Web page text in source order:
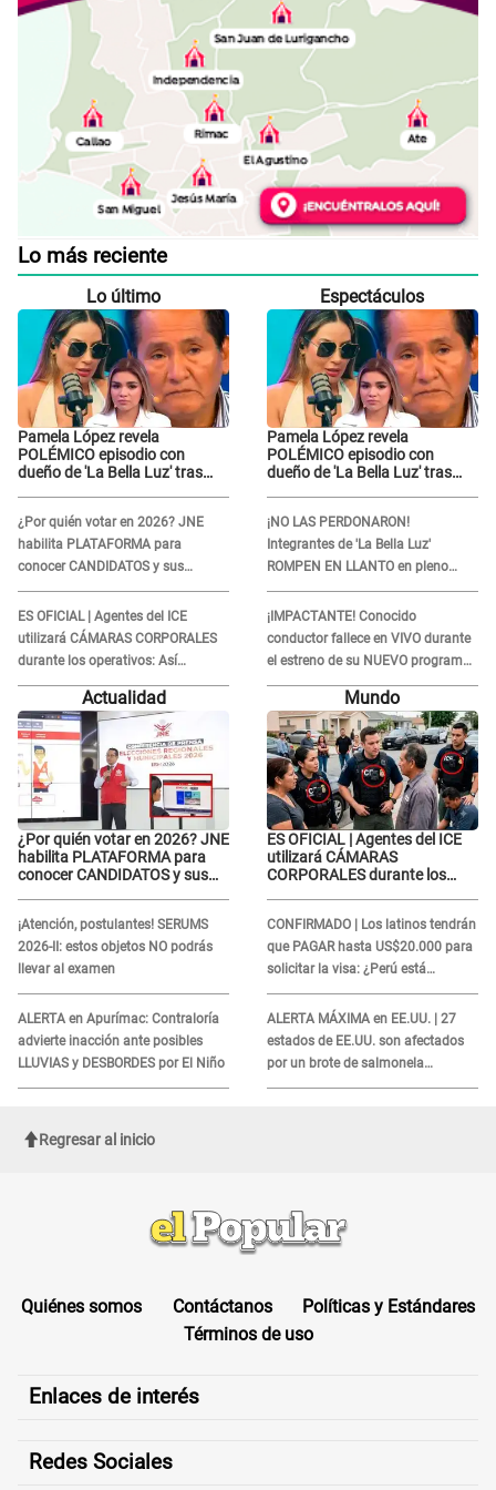
Lo más reciente
Lo último
Pamela López revela
POLÉMICO episodio con
dueño de 'La Bella Luz' tras
¿Por quién votar en 2026? JNE
habilita PLATAFORMA para
conocer CANDIDATOS y sus
propuestas
ES OFICIAL | Agentes del ICE
utilizará CÁMARAS CORPORALES
durante los operativos: Así
afectará a inmigrantes
Espectáculos
Pamela López revela
POLÉMICO episodio con
dueño de 'La Bella Luz' tras
¡NO LAS PERDONARON!
Integrantes de 'La Bella Luz'
ROMPEN EN LLANTO en pleno
concierto y reciben FUERTES
CRÍTICAS: “La víctima ...”
¡IMPACTANTE! Conocido
conductor fallece en VIVO durante
el estreno de su NUEVO programa:
así fueron sus últimos segundos al
Actualidad
¿Por quién votar en 2026? JNE
habilita PLATAFORMA para
conocer CANDIDATOS y sus
¡Atención, postulantes! SERUMS
2026-II: estos objetos NO podrás
llevar al examen
ALERTA en Apurímac: Contraloría
advierte inacción ante posibles
LLUVIAS y DESBORDES por El Niño
Mundo
ES OFICIAL | Agentes del ICE
utilizará CÁMARAS
CORPORALES durante los
CONFIRMADO | Los latinos tendrán
que PAGAR hasta US$20.000 para
solicitar la visa: ¿Perú está
incluido?
ALERTA MÁXIMA en EE.UU. | 27
estados de EE.UU. son afectados
por un brote de salmonela
relacionado a un producto MUY
Regresar al inicio
Quiénes somos Contáctanos
Políticas y Estándares
Términos de uso
Enlaces de interés
Redes Sociales